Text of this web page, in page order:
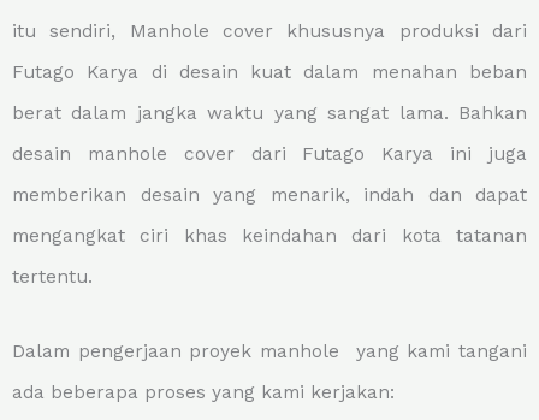
itu sendiri, Manhole cover khususnya produksi dari
Futago Karya di desain kuat dalam menahan beban
berat dalam jangka waktu yang sangat lama. Bahkan
desain manhole cover dari Futago Karya ini juga
memberikan desain yang menarik, indah dan dapat
mengangkat ciri khas keindahan dari kota tatanan
tertentu.
Dalam pengerjaan proyek manhole yang kami tangani
ada beberapa proses yang kami kerjakan: